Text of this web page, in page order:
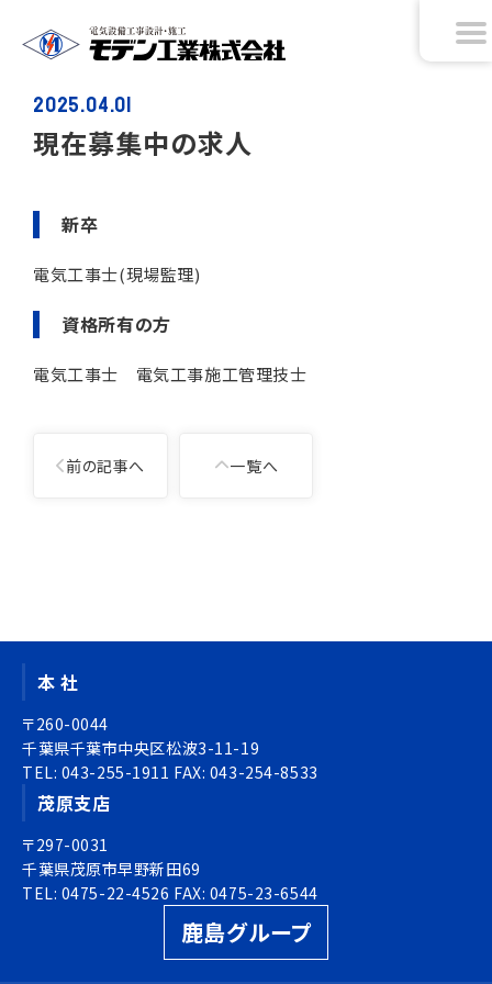
現在募集中の求人
2025.04.01
新卒
電気工事士(現場監理)
資格所有の方
電気工事士 電気工事施工管理技士
稿
ョ
前の記事へ 一覧へ
ビ
ー
シ
ョ
ン
本 社
〒260-0044
千葉県千葉市中央区松波3-11-19
TEL: 043-255-1911 FAX: 043-254-8533
茂原支店
〒297-0031
千葉県茂原市早野新田69
TEL: 0475-22-4526 FAX: 0475-23-6544
鹿島グループ